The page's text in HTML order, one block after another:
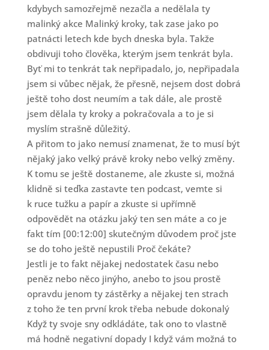
kdybych samozřejmě nezačla a nedělala ty
malinký akce Malinký kroky, tak zase jako po
patnácti letech kde bych dneska byla. Takže
obdivuji toho člověka, kterým jsem tenkrát byla.
Byť mi to tenkrát tak nepřipadalo, jo, nepřipadala
jsem si vůbec nějak, že přesně, nejsem dost dobrá
ještě toho dost neumím a tak dále, ale prostě
jsem dělala ty kroky a pokračovala a to je si
myslím strašně důležitý.
A přitom to jako nemusí znamenat, že to musí být
nějaký jako velký právě kroky nebo velký změny.
K tomu se ještě dostaneme, ale zkuste si, možná
klidně si teďka zastavte ten podcast, vemte si
k ruce tužku a papír a zkuste si upřímně
odpovědět na otázku jaký ten sen máte a co je
fakt tím [00:12:00] skutečným důvodem proč jste
se do toho ještě nepustili Proč čekáte?
Jestli je to fakt nějakej nedostatek času nebo
peněz nebo něco jinýho, anebo to jsou prostě
opravdu jenom ty zástěrky a nějakej ten strach
z toho že ten první krok třeba nebude dokonalý
Když ty svoje sny odkládáte, tak ono to vlastně
má hodně negativní dopady I když vám možná to